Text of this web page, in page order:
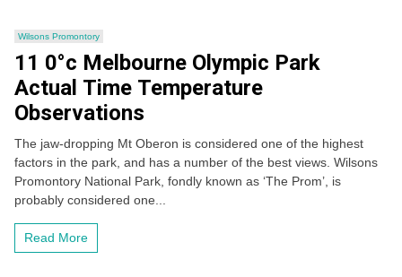
Wilsons Promontory
11 0°c Melbourne Olympic Park
Actual Time Temperature
Observations
The jaw-dropping Mt Oberon is considered one of the highest
factors in the park, and has a number of the best views. Wilsons
Promontory National Park, fondly known as ‘The Prom’, is
probably considered one...
Read More